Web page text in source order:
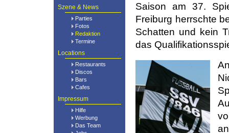
Szene & News
Parties
Fotos
Redaktion
Termine
Locations
Restaurants
Discos
Bars
Cafes
Impressum
Hilfe
Werbung
Das Team
Saison am 37.
Freiburg herrschte
Schatten und kein
das